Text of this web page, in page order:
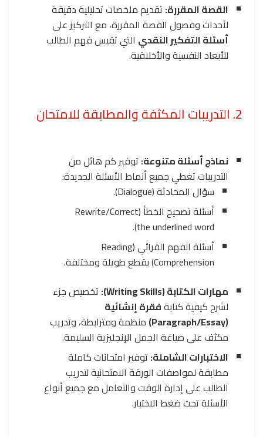
القصة المقررة: تقديم ملخصات تحليلية دقيقة
لأحداث وفصول القصة المقررة، مع التركيز على
أسئلة التفكير النقدي التي تقيس فهم الطالب
للأبعاد النفسية والأخلاقية.
2. التدريبات المكثفة والمطابقة للامتحان
نماذج أسئلة متنوعة: توفير كم هائل من
التدريبات تغطي جميع أنماط الأسئلة الجديدة:
سؤال المحادثة (Dialogue).
أسئلة تصحيح الخطأ (Rewrite/Correct
the underlined word).
أسئلة الفهم القرائي (Reading
Comprehension) بقطع طويلة ومختلفة.
مهارات الكتابة (Writing Skills):
تخصيص جزء
لشرح كيفية كتابةفقرة إنشائية
(Paragraph/Essay)
منظمة ومترابطة، وتدريب
مكثف على صياغة الجمل الإنجليزية السليمة.
الاختبارات الشاملة: توفير امتحانات كاملة
مطابقة لمواصفات الورقة الامتحانية لتدريب
الطالب على إدارة الوقت والتعامل مع جميع أنواع
الأسئلة تحت ضغط الاختبار.